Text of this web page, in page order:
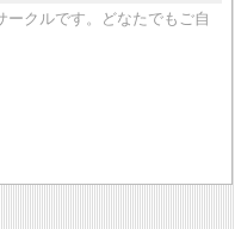
ークルです。どなたでもご自